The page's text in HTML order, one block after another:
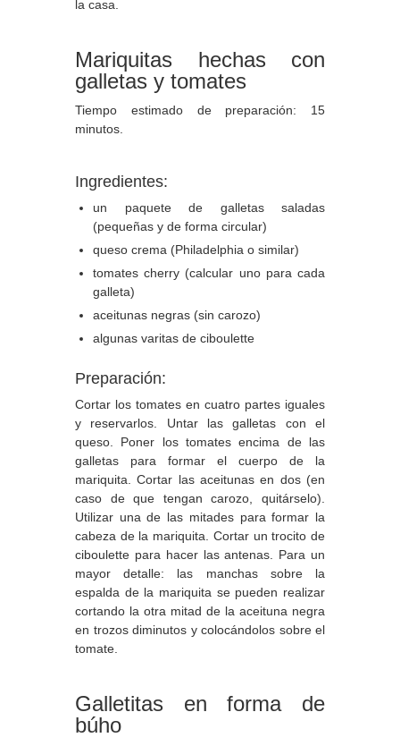
la casa.
Mariquitas hechas con
galletas y tomates
Tiempo estimado de preparación: 15
minutos.
Ingredientes:
un paquete de galletas saladas
(pequeñas y de forma circular)
queso crema (Philadelphia o similar)
tomates cherry (calcular uno para cada
galleta)
aceitunas negras (sin carozo)
algunas varitas de ciboulette
Preparación:
Cortar los tomates en cuatro partes iguales
y reservarlos. Untar las galletas con el
queso. Poner los tomates encima de las
galletas para formar el cuerpo de la
mariquita. Cortar las aceitunas en dos (en
caso de que tengan carozo, quitárselo).
Utilizar una de las mitades para formar la
cabeza de la mariquita. Cortar un trocito de
ciboulette para hacer las antenas. Para un
mayor detalle: las manchas sobre la
espalda de la mariquita se pueden realizar
cortando la otra mitad de la aceituna negra
en trozos diminutos y colocándolos sobre el
tomate.
Galletitas en forma de
búho